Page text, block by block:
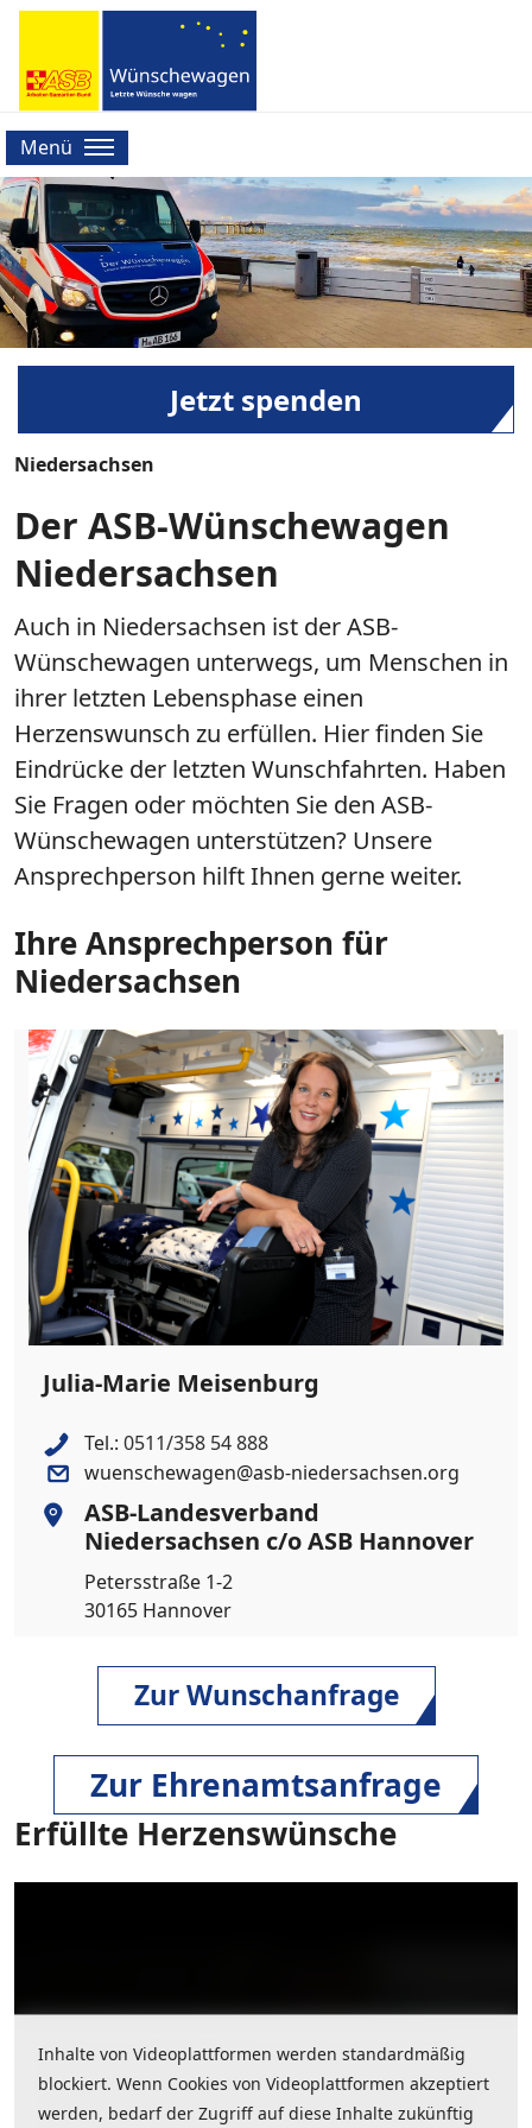
Menü
Jetzt spenden
Niedersachsen
Der ASB-Wünschewagen
Niedersachsen
Auch in Niedersachsen ist der ASB-
Wünschewagen unterwegs, um Menschen in
ihrer letzten Lebensphase einen
Herzenswunsch zu erfüllen. Hier finden Sie
Eindrücke der letzten Wunschfahrten. Haben
Sie Fragen oder möchten Sie den ASB-
Wünschewagen unterstützen? Unsere
Ansprechperson hilft Ihnen gerne weiter.
Ihre Ansprechperson für
Niedersachsen
Julia-Marie Meisenburg
Tel.: 0511/358 54 888
wuenschewagen@asb-niedersachsen.org
ASB-Landesverband
Niedersachsen c/o ASB Hannover
Petersstraße 1-2
30165 Hannover
Zur Wunschanfrage
Zur Ehrenamtsanfrage
Erfüllte Herzenswünsche
Inhalte von Videoplattformen werden standardmäßig
blockiert. Wenn Cookies von Videoplattformen akzeptiert
werden, bedarf der Zugriff auf diese Inhalte zukünftig
Inhalte von Videoplattformen werden standardmäßig
blockiert. Wenn Cookies von Videoplattformen akzeptiert
werden, bedarf der Zugriff auf diese Inhalte zukünftig